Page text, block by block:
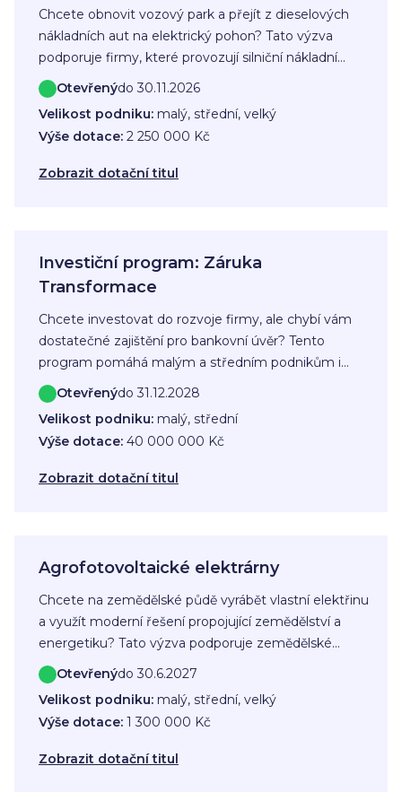
Chcete obnovit vozový park a přejít z dieselových
nákladních aut na elektrický pohon? Tato výzva
podporuje firmy, které provozují silniční nákladní
dopravu a chtějí investovat do bezemisních
nákladních vozidel i související dobíjecí infrastruktury.
Otevřenýdo 30.11.2026
Velikost podniku: malý, střední, velký
Výše dotace: 2 250 000 Kč
Zobrazit dotační titul
Investiční program: Záruka
Transformace
Chcete investovat do rozvoje firmy, ale chybí vám
dostatečné zajištění pro bankovní úvěr? Tento
program pomáhá malým a středním podnikům i
živnostníkům v Karlovarském, Moravskoslezském a
Ústeckém kraji získat bankovní financování
prostřednictvím bezplatné záruky.
Otevřenýdo 31.12.2028
Velikost podniku: malý, střední
Výše dotace: 40 000 000 Kč
Zobrazit dotační titul
Agrofotovoltaické elektrárny
Chcete na zemědělské půdě vyrábět vlastní elektřinu
a využít moderní řešení propojující zemědělství a
energetiku? Tato výzva podporuje zemědělské
podnikatele, kteří chtějí instalovat nové
agrofotovoltaické elektrárny a případně také
akumulaci vyrobené elektřiny.
Otevřenýdo 30.6.2027
Velikost podniku: malý, střední, velký
Výše dotace: 1 300 000 Kč
Zobrazit dotační titul